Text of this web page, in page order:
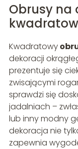
Obrusy na
Kwadratowy
dekoracji
prezentuje się
zwisającymi
sprawdzi się
jadalniach –
lub inny modny
dekoracja nie
zapewnia